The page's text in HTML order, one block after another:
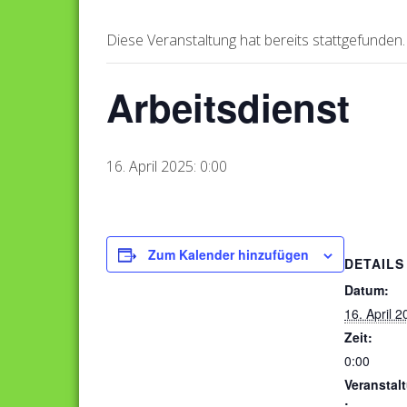
Diese Veranstaltung hat bereits stattgefunden.
Arbeitsdienst
16. April 2025: 0:00
Zum Kalender hinzufügen
DETAILS
Datum:
16. April
Zeit:
0:00